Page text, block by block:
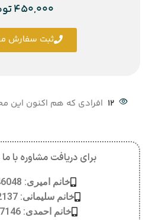
12 افرادی که هم اکنون این
برای دریافت مشاوره با
خانم امیری: 09192146048
خانم سلیمانی: 09192402137
خانم احمدی: 09192507146
450,000
ثبت سفارش